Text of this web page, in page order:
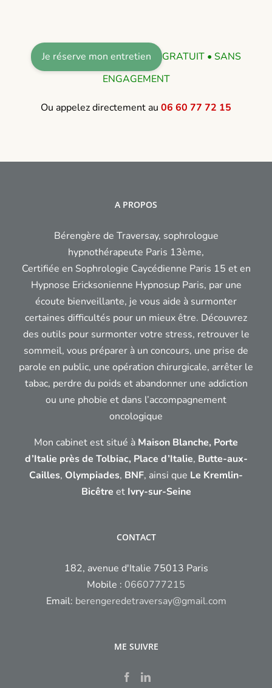
Je réserve mon entretien
GRATUIT • SANS
ENGAGEMENT
Ou appelez directement au 06 60 77 72 15
A PROPOS
Bérengère de Traversay, sophrologue
hypnothérapeute Paris 13ème,
Certifiée en Sophrologie Caycédienne Paris 15 et en
Hypnose Ericksonienne Hypnosup Paris, par une
écoute bienveillante, je vous aide à surmonter
certaines difficultés pour un mieux être. Découvrez
des outils pour surmonter votre stress, retrouver le
sommeil, vous préparer à un concours, une prise de
parole en public, une opération chirurgicale, arrêter le
tabac, perdre du poids et abandonner une addiction
ou une phobie et dans l’accompagnement
oncologique
Mon cabinet est situé à Maison Blanche, Porte
d’Italie près de Tolbiac, Place d’Italie, Butte-aux-
Cailles, Olympiades, BNF, ainsi que Le Kremlin-
Bicêtre et Ivry-sur-Seine
CONTACT
182, avenue d'Italie 75013 Paris
Mobile : 0660777215
Email: berengeredetraversay@gmail.com
ME SUIVRE